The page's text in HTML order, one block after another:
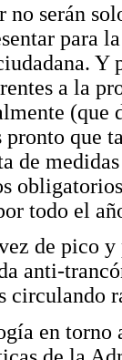
no serán
para
Y
a la
(que
que
de
todo el
de pico
anti-
circulando
en